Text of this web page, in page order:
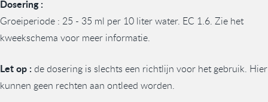
Dosering :
Groeiperiode : 25 - 35 ml per 10 liter water. EC 1.6. Zie het
kweekschema voor meer informatie.
Let op : de dosering is slechts een richtlijn voor het gebruik. Hier
kunnen geen rechten aan ontleed worden.